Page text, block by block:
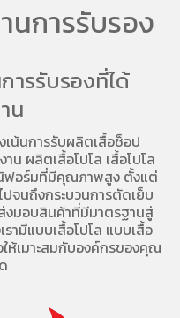
นการรับรอง
ารรับรองที่ได้
น
น้นการรับผลิตเสื้อช็อป
าน ผลิตเสื้อโปโล เสื้อโปโล
ฟอร์มที่มีคุณภาพสูง ตั้งแต่
จนถึงกระบวนการตัดเย็บ
งมอบสินค้าที่มีมาตรฐานสู่
รามีแบบเสื้อโปโล แบบเสื้อ
ห้เมาะสมกับองค์กรของคุณ